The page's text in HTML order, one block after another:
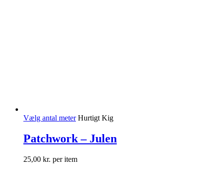
Vælg antal meter Hurtigt Kig
Patchwork – Julen
25,00 kr. per item